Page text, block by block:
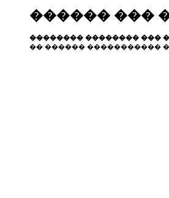
������ ���
�������� �������� ���
�� ������ �����������